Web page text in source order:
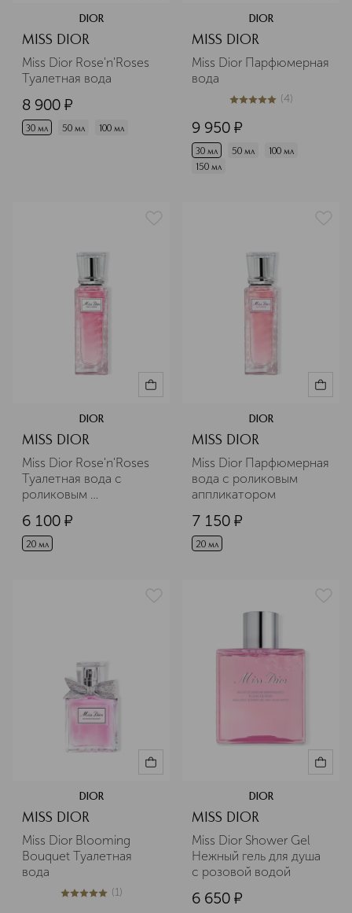
DIOR
MISS DIOR
Miss Dior Rose'n'Roses
Туалетная вода
8 900 ¤
30 мл 50 мл 100 мл
DIOR
MISS DIOR
Miss Dior Парфюмерная
вода
5из 54 (4)
9 950 ¤
30 мл 50 мл
100 мл
150 мл
DIOR
MISS DIOR
Miss Dior Rose'n'Roses
Туалетная вода с
роликовым
6 100 ¤
20 мл
DIOR
MISS DIOR
Miss Dior Парфюмерная
вода с роликовым
аппликатором
7 150 ¤
20 мл
DIOR
MISS DIOR
Miss Dior Blooming
Bouquet Туалетная
вода
5из 51 (1)
DIOR
MISS DIOR
Miss Dior Shower Gel
Нежный гель для душа
с розовой водой
6 650 ¤